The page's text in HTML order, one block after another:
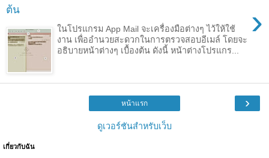
ต้น
›
ในโปรแกรม App Mail จะเครื่องมือต่างๆ ไว้ให้ใช้
งาน เพื่ออำนวยสะดวกในการตรวจสอบอีเมล์ โดยจะ
อธิบายหน้าต่างๆ เบื้องต้น ดังนี้ หน้าต่างโปรแกร...
›
หน้าแรก
ดูเวอร์ชันสำหรับเว็บ
เกี่ยวกับฉัน